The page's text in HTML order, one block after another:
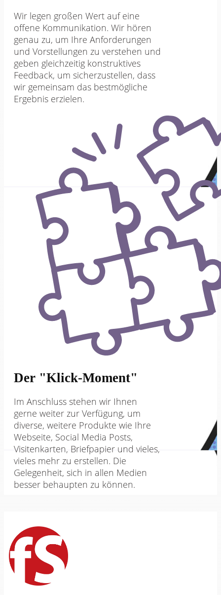
Wir legen großen Wert auf eine
offene Kommunikation. Wir hören
genau zu, um Ihre Anforderungen
und Vorstellungen zu verstehen und
geben gleichzeitig konstruktives
Feedback, um sicherzustellen, dass
wir gemeinsam das bestmögliche
Ergebnis erzielen.
Der "Klick-Moment"
Im Anschluss stehen wir Ihnen
gerne weiter zur Verfügung, um
diverse, weitere Produkte wie Ihre
Webseite, Social Media Posts,
Visitenkarten, Briefpapier und vieles,
vieles mehr zu erstellen. Die
Gelegenheit, sich in allen Medien
besser behaupten zu können.